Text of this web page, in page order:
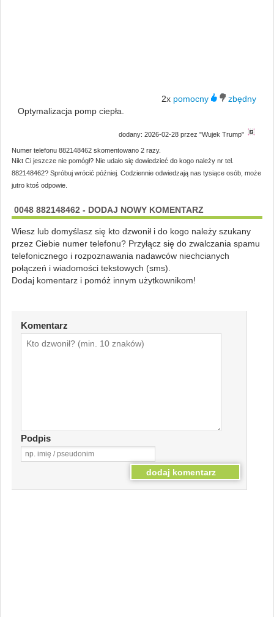
2x
Optymalizacja pomp ciepła.
dodany: 2026-02-28 przez "Wujek Trump"
Numer telefonu 882148462 skomentowano 2 razy.
Nikt Ci jeszcze nie pomógł? Nie udało się dowiedzieć do kogo należy nr tel.
882148462? Spróbuj wrócić później. Codziennie odwiedzają nas tysiące osób, może
jutro ktoś odpowie.
0048 882148462 - DODAJ NOWY KOMENTARZ
Wiesz lub domyślasz się kto dzwonił i do kogo należy szukany
przez Ciebie numer telefonu? Przyłącz się do zwalczania spamu
telefonicznego i rozpoznawania nadawców niechcianych
połączeń i wiadomości tekstowych (sms).
Dodaj komentarz i pomóż innym użytkownikom!
Komentarz
Podpis